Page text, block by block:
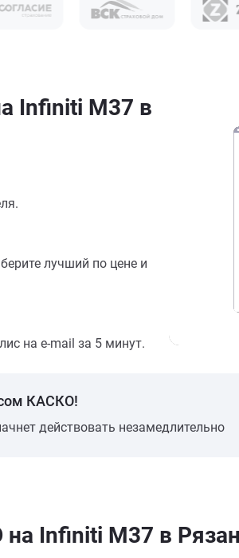
Infiniti M37 в
лучший по цене и
на e-mail за 5 минут.
КАСКО!
действовать незамедлительно
Infiniti M37 в